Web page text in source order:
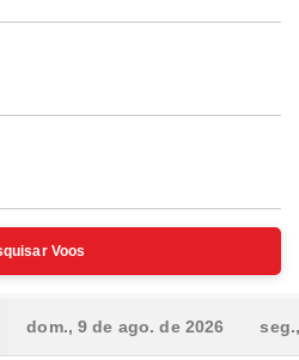
Voos
dom., 9 de ago. de 2026